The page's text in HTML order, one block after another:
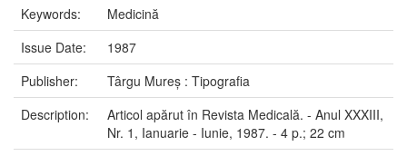
Keywords:
Medicină
Issue Date:
1987
Publisher:
Târgu Mureș : Tipografia
Description:
Articol apărut în Revista Medicală. - Anul XXXIII,
Nr. 1, Ianuarie - Iunie, 1987. - 4 p.; 22 cm